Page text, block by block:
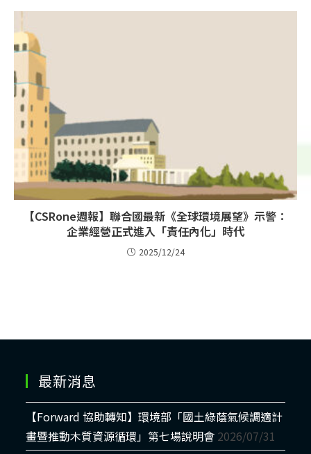
【CSRone週報】聯合國最新《全球環境展望》示警：
企業經營正式進入「責任內化」時代
2025/12/24
最新消息
【Forward 協助轉知】環境部「國土綠蔭氣候調適計
畫暨推動木質資源循環」第七場說明會 2026/07/31